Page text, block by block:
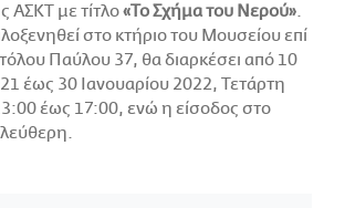
ΑΣΚΤ με τίτλο«Το Σχήμα του Νερού».
στο κτήριο του Μουσείου επί
Παύλου 37, θα διαρκέσει από 10
έως 30 Ιανουαρίου 2022, Τετάρτη
έως 17:00, ενώ η είσοδος στο